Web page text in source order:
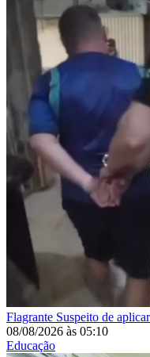
Flagrante Suspeito de
08/08/2026 às 05:10
Educação